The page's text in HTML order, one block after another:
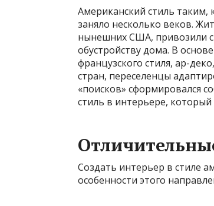
Американский стиль таким,
заняло несколько веков.
нынешних США, привозили с
обустройству дома. В
французского стиля, ар-
стран, переселенцы
«поисков» сформировался
стиль в интерьере,
Создать интерьер в стиле
особенности этого